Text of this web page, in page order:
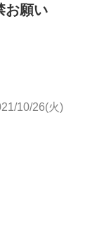
お願い
10/26(火)